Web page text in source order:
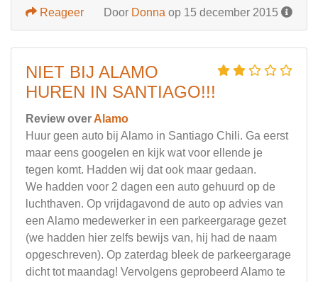
Door Donna op 15 december 2015
Reageer
NIET BIJ ALAMO
HUREN IN SANTIAGO!!!
Review over Alamo
Huur geen auto bij Alamo in Santiago Chili. Ga eerst
maar eens googelen en kijk wat voor ellende je
tegen komt. Hadden wij dat ook maar gedaan.
We hadden voor 2 dagen een auto gehuurd op de
luchthaven. Op vrijdagavond de auto op advies van
een Alamo medewerker in een parkeergarage gezet
(we hadden hier zelfs bewijs van, hij had de naam
opgeschreven). Op zaterdag bleek de parkeergarage
dicht tot maandag! Vervolgens geprobeerd Alamo te